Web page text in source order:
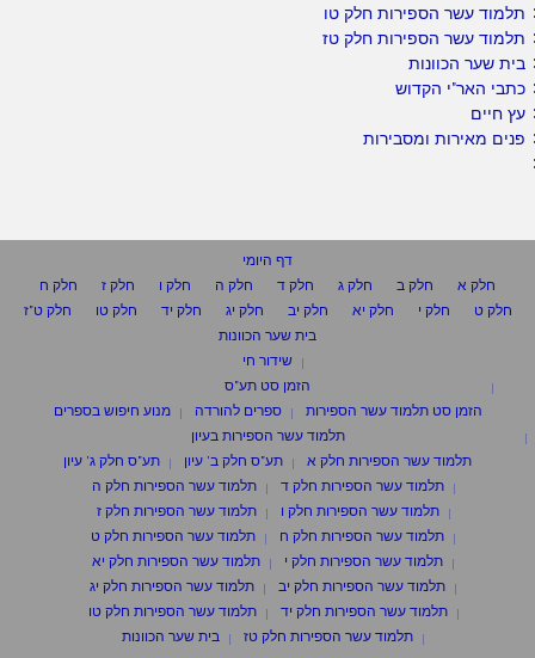
תלמוד עשר הספירות חלק טו
תלמוד עשר הספירות חלק טז
בית שער הכוונות
כתבי האר"י הקדוש
עץ חיים
פנים מאירות ומסבירות
דף היומי
חלק א
חלק ב חלק ג חלק ד חלק ה חלק ו חלק ז
חלק ח
חלק ט
חלק י חלק יא חלק יב חלק יג חלק יד חלק טו
חלק ט"ז
בית שער הכוונות
שידור חי
הזמן סט תע"ס
הזמן סט תלמוד עשר הספירות
ספרים להורדה
מנוע חיפוש בספרים
תלמוד עשר הספירות בעיון
תלמוד עשר הספירות חלק א
תע"ס חלק ב' עיון
תע"ס חלק ג' עיון
תלמוד עשר הספירות חלק ד
תלמוד עשר הספירות חלק ה
תלמוד עשר הספירות חלק ו
תלמוד עשר הספירות חלק ז
תלמוד עשר הספירות חלק ח
תלמוד עשר הספירות חלק ט
תלמוד עשר הספירות חלק י
תלמוד עשר הספירות חלק יא
תלמוד עשר הספירות חלק יב
תלמוד עשר הספירות חלק יג
תלמוד עשר הספירות חלק יד
תלמוד עשר הספירות חלק טו
תלמוד עשר הספירות חלק טז
בית שער הכוונות